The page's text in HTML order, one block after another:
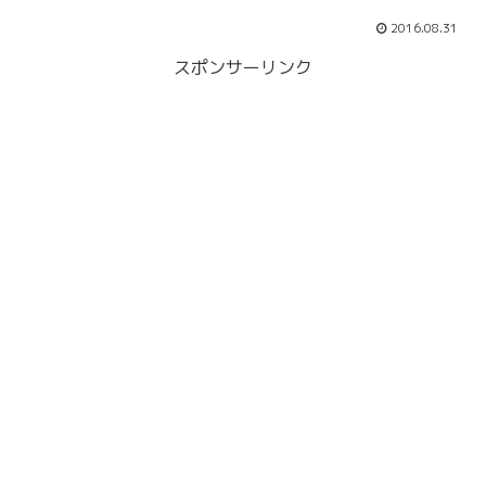
2016.08.31
スポンサーリンク